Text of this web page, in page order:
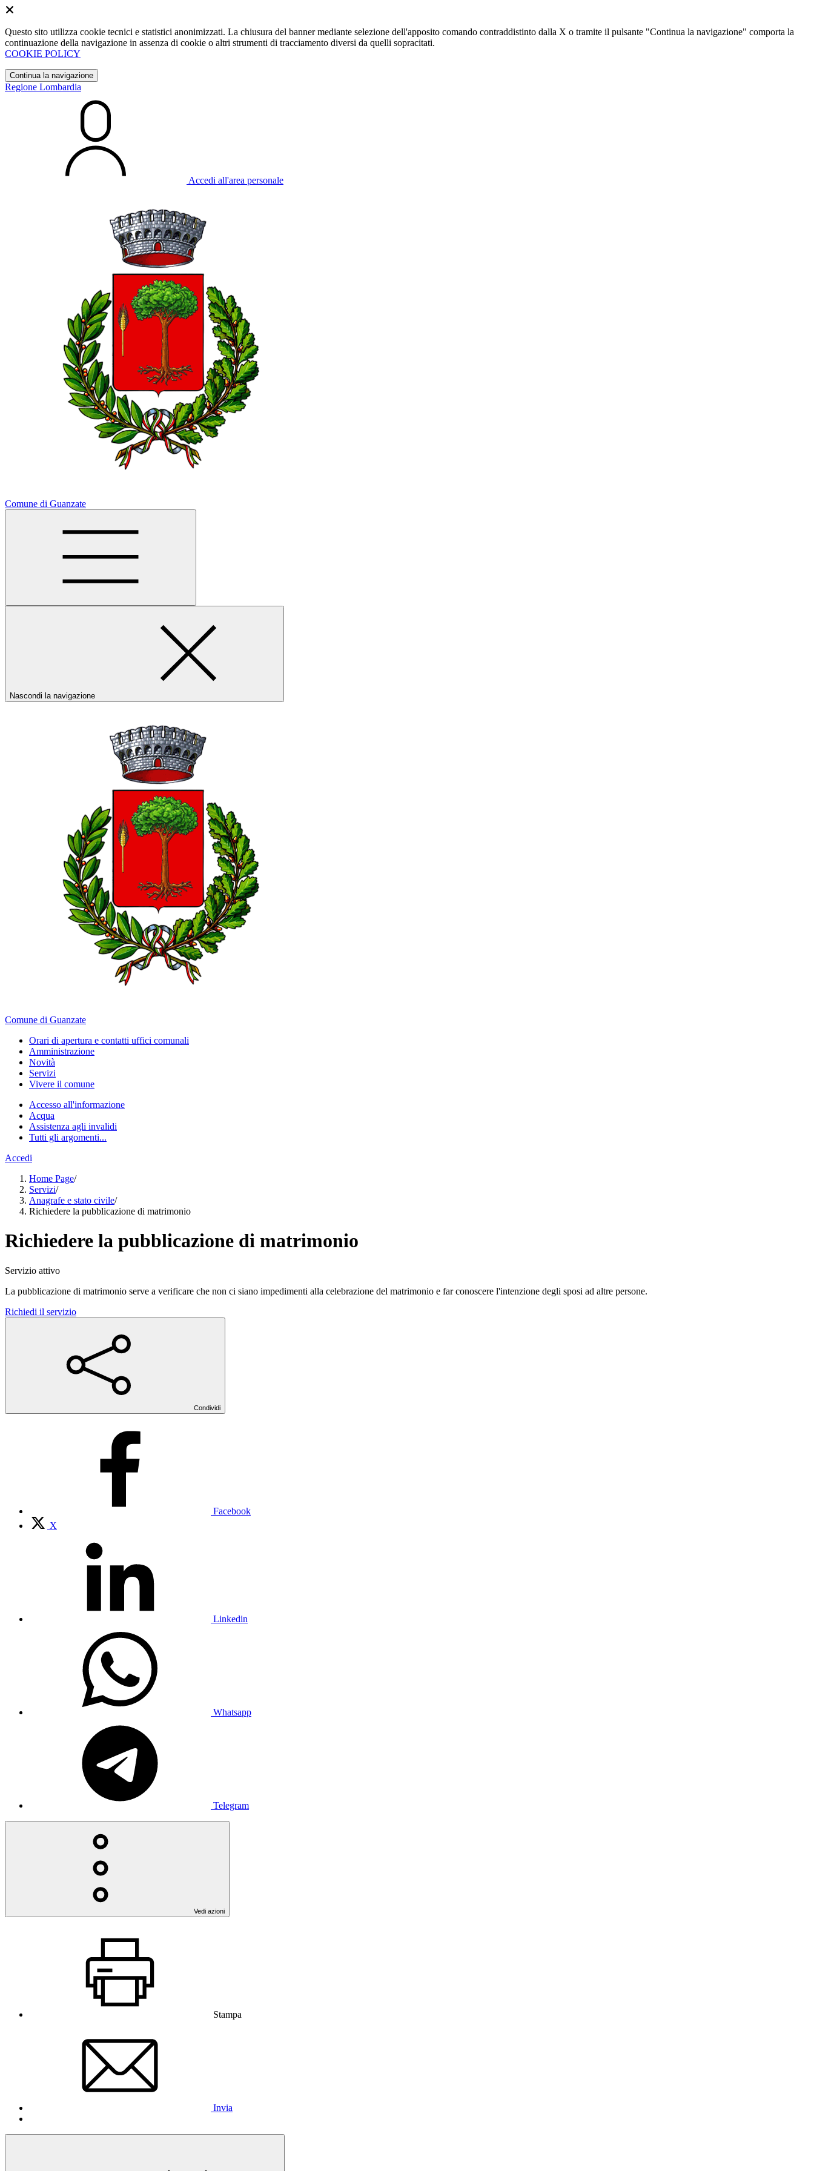
Questo sito utilizza cookie tecnici e statistici anonimizzati. La chiusura del banner mediante selezione dell'apposito comando contraddistinto dalla X o tramite il pulsante "Continua la navigazione" comporta la
continuazione della navigazione in assenza di cookie o altri strumenti di tracciamento diversi da quelli sopracitati.
COOKIE POLICY
Continua la navigazione
Regione Lombardia
Accedi all'area personale
Comune di Guanzate
Nascondi la navigazione
Comune di Guanzate
Orari di apertura e contatti uffici comunali
Amministrazione
Novità
Servizi
Vivere il comune
Accesso all'informazione
Acqua
Assistenza agli invalidi
Tutti gli argomenti...
Accedi
Home Page/
Servizi/
Anagrafe e stato civile/
Richiedere la pubblicazione di matrimonio
Richiedere la pubblicazione di matrimonio
Servizio attivo
La pubblicazione di matrimonio serve a verificare che non ci siano impedimenti alla celebrazione del matrimonio e far conoscere l'intenzione degli sposi ad altre persone.
Richiedi il servizio
Condividi
Facebook
X
Linkedin
Whatsapp
Telegram
Vedi azioni
Stampa
Invia